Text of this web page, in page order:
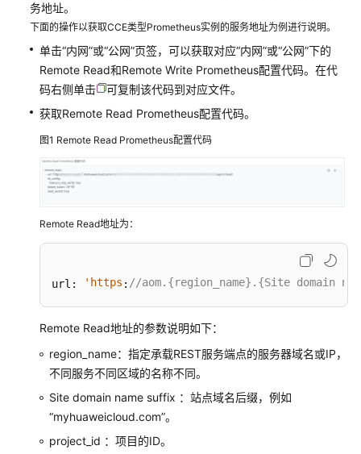
快
入
用
SDK
考
常
务地址。
下面的操作以获取CCE类型Prometheus实例的服务地址为例进行说明。
单击“内网”或“公网”页签，可以获取对应“内网”或“公网”下的
Remote Read和Remote Write Prometheus配置代码。在代
码右侧单击
可复制该代码到对应文件。
获取Remote Read Prometheus配置代码。
图1 Remote Read Prometheus配置代码
Remote Read地址为：
url: 'https : //aom.{region_name}.{Site domain
Remote Read地址的参数说明如下：
region_name：指定承载REST服务端点的服务器域名或IP，
不同服务不同区域的名称不同。
Site domain name suffix ：站点域名后缀，例如
“myhuaweicloud.com”。
project_id ：项目的ID。